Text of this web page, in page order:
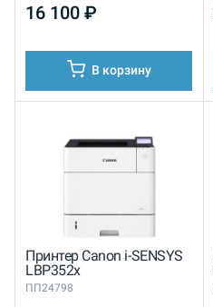
16 100₽
В корзину
Принтер Canon i-SENSYS
LBP352x
ПП24798